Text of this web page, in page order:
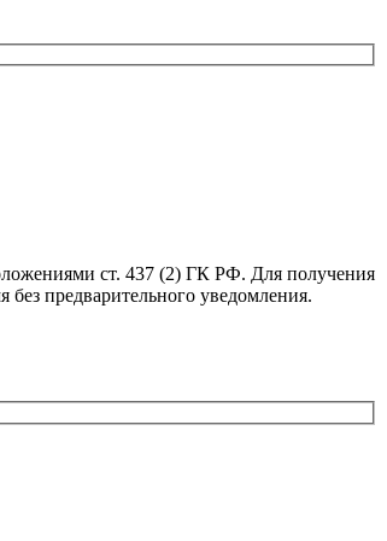
ст. 437 (2) ГК РФ. Для получения
предварительного уведомления.